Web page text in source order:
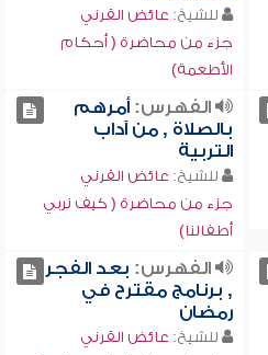
للشيخ: عائض القرني
جزء من محاضرة ( أحكام
الأطعمة)
الفهرس:أمرهم
بالصلاة , من آداب
التربية
للشيخ: عائض القرني
جزء من محاضرة ( كيف نربي
أطفالنا)
الفهرس: بعد الفجر
, برنامج مقترح في
رمضان
للشيخ: عائض القرني